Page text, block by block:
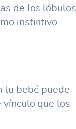
de los lóbulos
instintivo
tu bebé puede
vínculo que los